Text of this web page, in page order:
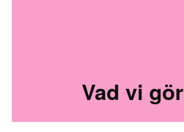
Vad vi gör